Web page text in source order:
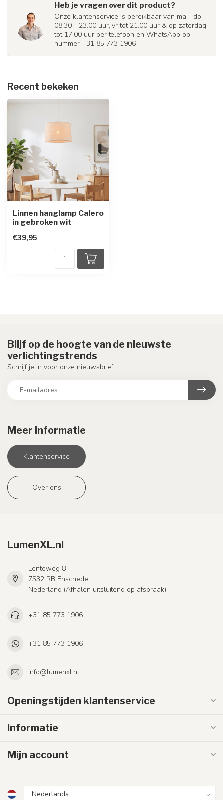
Heb je vragen over dit product?
Onze klantenservice is bereikbaar van ma - do
08.30 - 23.00 uur, vr tot 21.00 uur & op zaterdag
tot 17.00 uur per telefoon en WhatsApp op
nummer +31 85 773 1906
Recent bekeken
Linnen hanglamp Calero
in gebroken wit
€39,95
Meer informatie
Klantenservice
Over ons
Blijf op de hoogte van de nieuwste
verlichtingstrends
Schrijf je in voor onze nieuwsbrief.
LumenXL.nl
Lenteweg 8
7532 RB Enschede
Nederland (Afhalen uitsluitend op afspraak)
+31 85 773 1906
+31 85 773 1906
info@lumenxl.nl
Openingstijden klantenservice
Informatie
Mijn account